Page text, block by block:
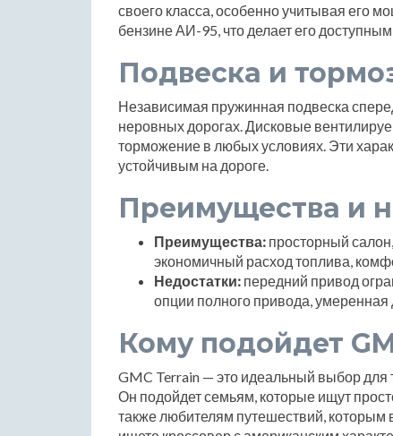
своего класса, особенно учитывая его
бензине АИ-95, что делает его
Подвеска и
Независимая пружинная подвеска
неровных дорогах. Дисковые
торможение в любых условиях. Эти
устойчивым на дороге.
Преимущества и
Преимущества: просторный
экономичный расход топлива,
Недостатки: передний привод
опции полного привода, умеренная
Кому подойдет
GMC Terrain — это идеальный выбор для
Он подойдет семьям, которые ищут
также любителям путешествий,